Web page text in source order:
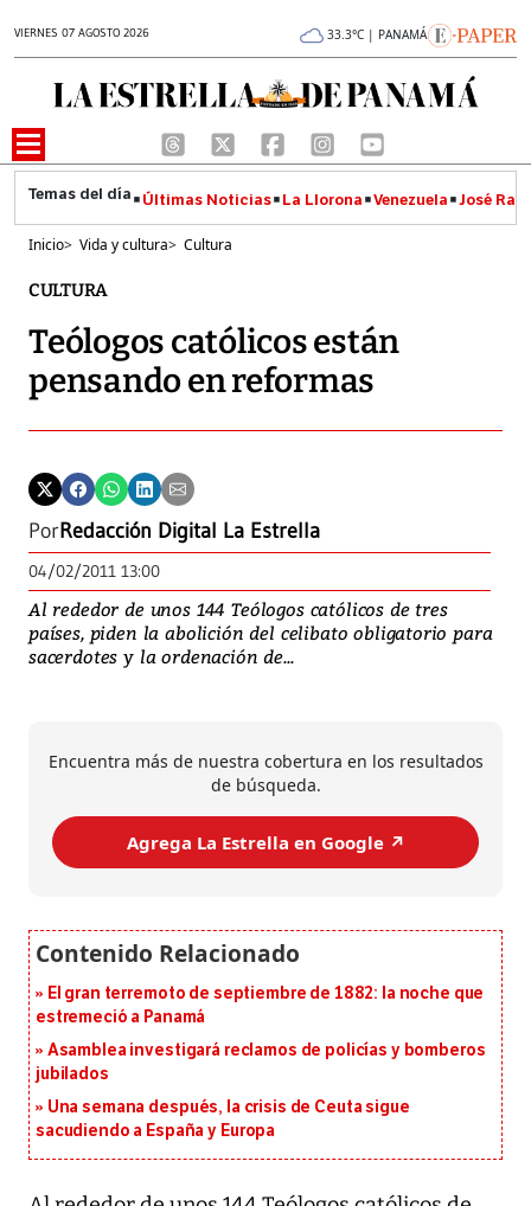
VIERNES 07 AGOSTO 2026 33.3°C | PANAMÁ
Últimas Noticias La Llorona Venezuela José
Inicio> Vida y cultura> Cultura
CULTURA
Teólogos católicos están
pensando en reformas
PorRedacción Digital La Estrella
04/02/2011 13:00
Al rededor de unos 144 Teólogos católicos de tres
países, piden la abolición del celibato obligatorio para
sacerdotes y la ordenación de...
Encuentra más de nuestra cobertura en los resultados
de búsqueda.
Agrega La Estrella en Google ↗️
El gran terremoto de septiembre de 1882: la noche que
estremeció a Panamá
Asamblea investigará reclamos de policías y bomberos
jubilados
Una semana después, la crisis de Ceuta sigue
sacudiendo a España y Europa